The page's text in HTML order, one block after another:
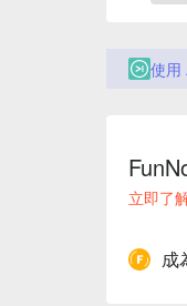
使用
立即了
成